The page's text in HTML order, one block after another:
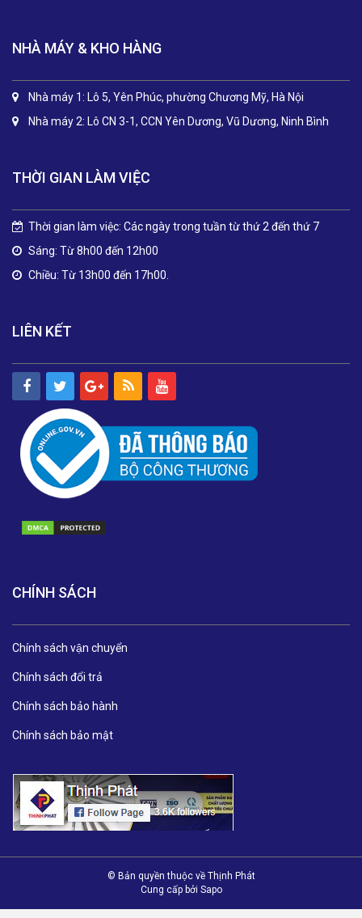
NHÀ MÁY & KHO HÀNG
Nhà máy 1: Lô 5, Yên Phúc, phường Chương Mỹ, Hà Nội
Nhà máy 2: Lô CN 3-1, CCN Yên Dương, Vũ Dương, Ninh Bình
THỜI GIAN LÀM VIỆC
Thời gian làm việc: Các ngày trong tuần từ thứ 2 đến thứ 7
Sáng: Từ 8h00 đến 12h00
Chiều: Từ 13h00 đến 17h00.
LIÊN KẾT
CHÍNH SÁCH
Chính sách vận chuyển
Chính sách đổi trả
Chính sách bảo hành
Chính sách bảo mật
© Bản quyền thuộc về Thịnh Phát
Cung cấp bởi Sapo